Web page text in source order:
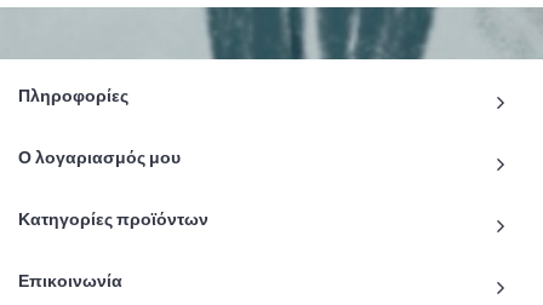
Πληροφορίες
Ο λογαριασμός μου
Κατηγορίες προϊόντων
Επικοινωνία